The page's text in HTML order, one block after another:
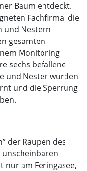
Baum entdeckt.
Fachfirma, die
und Nestern
gesamten
Monitoring
sechs befallene
und Nester wurden
und die Sperrung
der Raupen des
unscheinbaren
nur am Feringasee,